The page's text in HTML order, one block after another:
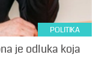
POLITIKA
je odluka koja